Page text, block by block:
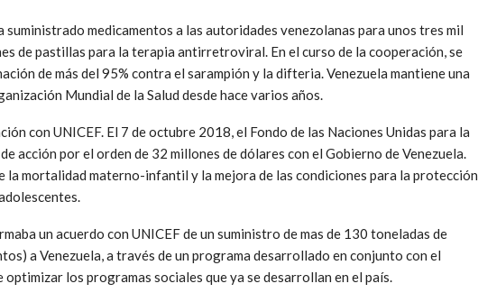
suministrado medicamentos a las autoridades venezolanas para unos tres mil
de pastillas para la terapia antirretroviral. En el curso de la cooperación, se
de más del 95% contra el sarampión y la difteria. Venezuela mantiene una
Mundial de la Salud desde hace varios años.
con UNICEF. El 7 de octubre 2018, el Fondo de las Naciones Unidas para la
acción por el orden de 32 millones de dólares con el Gobierno de Venezuela.
la mortalidad materno-infantil y la mejora de las condiciones para la protección
un acuerdo con UNICEF de un suministro de mas de 130 toneladas de
a Venezuela, a través de un programa desarrollado en conjunto con el
los programas sociales que ya se desarrollan en el país.